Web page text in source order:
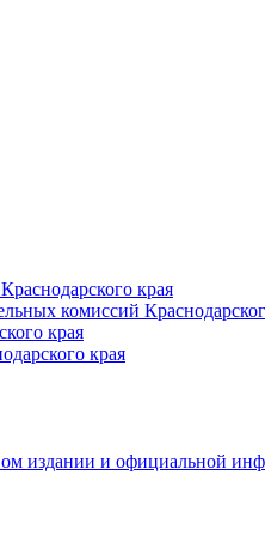
края
комиссий
края
края
издании и официальной